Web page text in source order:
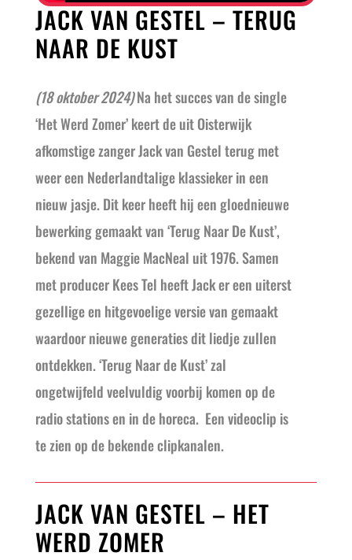
JACK VAN GESTEL – TERUG
NAAR DE KUST
(18 oktober 2024)Na het succes van de single
‘Het Werd Zomer’ keert de uit Oisterwijk
afkomstige zanger Jack van Gestel terug met
weer een Nederlandtalige klassieker in een
nieuw jasje. Dit keer heeft hij een gloednieuwe
bewerking gemaakt van ‘Terug Naar De Kust’,
bekend van Maggie MacNeal uit 1976. Samen
met producer Kees Tel heeft Jack er een uiterst
gezellige en hitgevoelige versie van gemaakt
waardoor nieuwe generaties dit liedje zullen
ontdekken. ‘Terug Naar de Kust’ zal
ongetwijfeld veelvuldig voorbij komen op de
radio stations en in de horeca. Een videoclip is
te zien op de bekende clipkanalen.
JACK VAN GESTEL – HET
WERD ZOMER